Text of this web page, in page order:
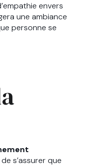
envers
une ambiance
personne se
s’assurer que